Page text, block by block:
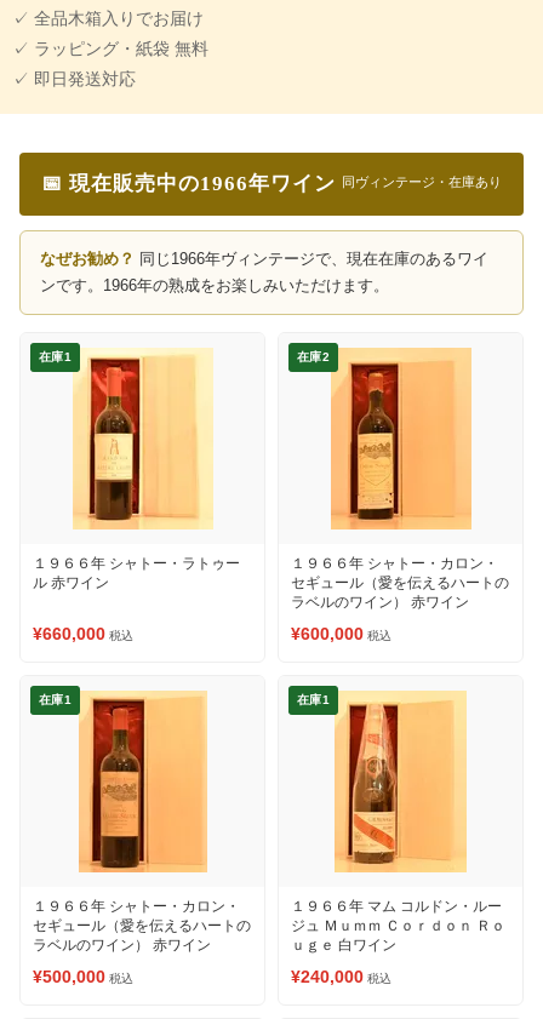
✓ 全品木箱入りでお届け
✓ ラッピング・紙袋 無料
✓ 即日発送対応
📅 現在販売中の1966年ワイン 同ヴィンテージ・在庫あり
なぜお勧め？ 同じ1966年ヴィンテージで、現在在庫のあるワイ
ンです。1966年の熟成をお楽しみいただけます。
在庫1
１９６６年 シャトー・ラトゥー
ル 赤ワイン
¥660,000 税込
在庫2
１９６６年 シャトー・カロン・
セギュール（愛を伝えるハートの
ラベルのワイン） 赤ワイン
¥600,000 税込
在庫1
１９６６年 シャトー・カロン・
セギュール（愛を伝えるハートの
ラベルのワイン） 赤ワイン
¥500,000 税込
在庫1
１９６６年 マム コルドン・ルー
ジュ Ｍｕｍｍ Ｃｏｒｄｏｎ Ｒｏ
ｕｇｅ 白ワイン
¥240,000 税込